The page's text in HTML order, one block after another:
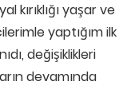
kırıklığı yaşar ve
yaptığım ilk
değişiklikleri
devamında